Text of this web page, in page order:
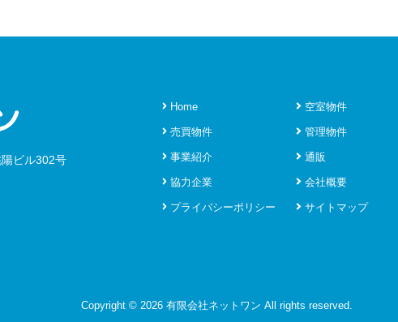
ビル302号
Home 空室物件
売買物件 管理物件
事業紹介 通販
協力企業 会社概要
プライバシーポリシー サイトマップ
Copyright © 2026 有限会社ネットワン All rights reserved.